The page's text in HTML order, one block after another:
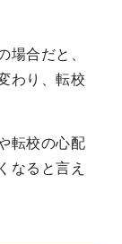
場合だと、
わり、転校
転校の心配
なると言え